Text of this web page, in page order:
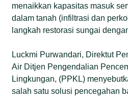
menaikkan kapasitas masuk
dalam tanah (infiltrasi dan
langkah restorasi sungai
Luckmi Purwandari, Direktut
Air Ditjen Pengendalian
Lingkungan, (PPKL)
salah satu solusi pencegahan